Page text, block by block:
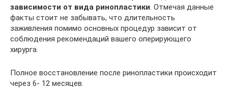
зависимости от вида ринопластики. Отмечая данные
факты стоит не забывать, что длительность
заживления помимо основных процедур зависит от
соблюдения рекомендаций вашего оперирующего
хирурга.
Полное восстановление после ринопластики происходит
через 6- 12 месяцев.